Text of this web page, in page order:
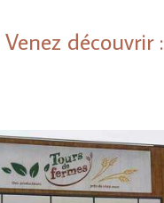
Venez découvrir :